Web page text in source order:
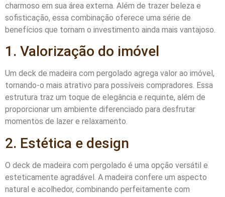
charmoso em sua área externa. Além de trazer beleza e
sofisticação, essa combinação oferece uma série de
benefícios que tornam o investimento ainda mais vantajoso.
1. Valorização do imóvel
Um deck de madeira com pergolado agrega valor ao imóvel,
tornando-o mais atrativo para possíveis compradores. Essa
estrutura traz um toque de elegância e requinte, além de
proporcionar um ambiente diferenciado para desfrutar
momentos de lazer e relaxamento.
2. Estética e design
O deck de madeira com pergolado é uma opção versátil e
esteticamente agradável. A madeira confere um aspecto
natural e acolhedor, combinando perfeitamente com